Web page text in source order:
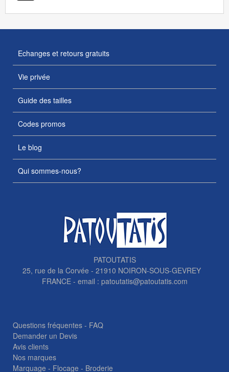
Echanges et retours gratuits
Vie privée
Guide des tailles
Codes promos
Le blog
Qui sommes-nous?
PATOUTATIS
25, rue de la Corvée - 21910 NOIRON-SOUS-GEVREY
FRANCE - email : patoutatis@patoutatis.com
Questions fréquentes - FAQ
Demander un Devis
Avis clients
Nos marques
Marquage - Flocage - Broderie